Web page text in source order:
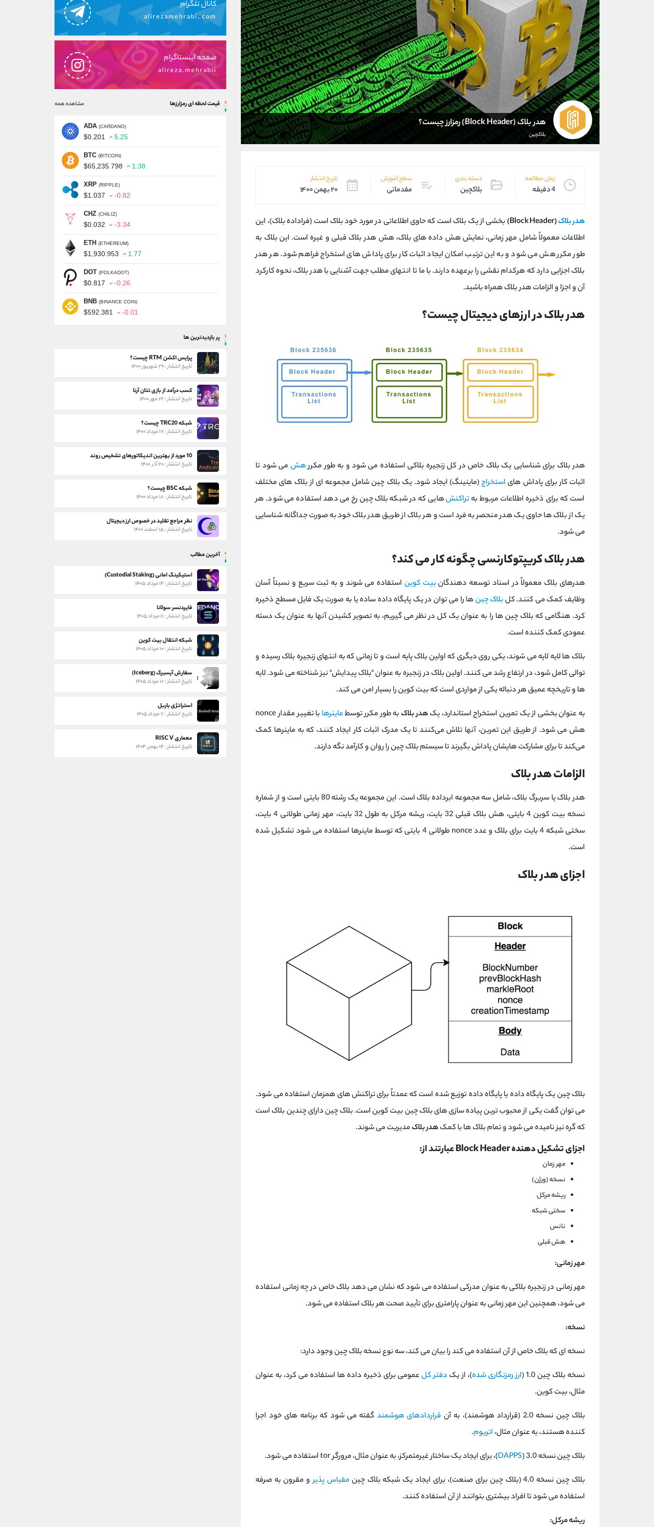
هدر بلاک (Block Header) رمزارز چیست؟
بلاکچین
زمان مطالعه
4 دقیقه
دسته بندی
بلاکچین
سطح آموزش
مقدماتی
تاریخ انتشار
۲۰ بهمن ۱۴۰۰
هدر بلاک(Block Header)
بخشی از یک بلاک است که حاوی اطلاعاتی در مورد خود بلاک است (فراداده بلاک)، این
اطلاعات معمولاً شامل مهر زمانی، نمایش هش داده‌ های بلاک، هش هدر بلاک قبلی و غیره است. این بلاک به
طور مکرر هش می شود و به این ترتیب امکان ایجاد اثبات کار برای پاداش های استخراج فراهم شود. هر هدر
بلاک اجزایی دارد که هرکدام نقشی را برعهده دارند. با ما تا انتهای مطلب جهت آشنایی با هدر بلاک، نحوه کارکرد
آن و اجزا و الزامات هدر بلاک همراه باشید.
هدر بلاک در ارزهای دیجیتال چیست؟
هدر بلاک برای شناسایی یک بلاک خاص در کل زنجیره بلاکی استفاده می ‌شود و به طور مکررهش می ‌شود تا
اثبات کار برای پاداش‌ های استخراج(ماینینگ) ایجاد شود. یک بلاک چین شامل مجموعه ای از بلاک های مختلف
است که برای ذخیره اطلاعات مربوط بهتراکنشهایی که در شبکه بلاک چین رخ می دهد استفاده می شود. هر
یک از بلاک ها حاوی یک هدر منحصر به فرد است و هر بلاک از طریق هدر بلاک خود به صورت جداگانه شناسایی
می شود.
هدر بلاک کریپتوکارنسی چگونه کار می کند؟
هدرهای بلاک معمولاً در اسناد توسعه دهندگانبیت کوین استفاده می شوند و به ثبت سریع و نسبتاً آسان
وظایف کمک می کنند. کلبلاک چینها را می توان در یک پایگاه داده ساده یا به صورت یک فایل مسطح ذخیره
کرد. هنگامی که بلاک چین ها را به عنوان یک کل در نظر می گیریم، به تصویر کشیدن آنها به عنوان یک دسته
عمودی کمک کننده است.
بلاک ها لایه لایه می شوند، یکی روی دیگری که اولین بلاک پایه است و تا زمانی که به انتهای زنجیره بلاک رسیده و
توالی کامل شود، در ارتفاع رشد می کنند. اولین بلاک در زنجیره به عنوان "بلاک پیدایش" نیز شناخته می شود. لایه
ها و تاریخچه عمیق هر دنباله یکی از مواردی است که بیت کوین را بسیار امن می کند.
به عنوان بخشی از یک تمرین استخراج استاندارد، یک هدر بلاکبه طور مکرر توسطماینرها
با تغییر مقدار nonce
هش می شود. از طریق این تمرین، آنها تلاش می‌کنند تا یک مدرک اثبات کار ایجاد کنند، که به ماینرها کمک
می‌کند تا برای مشارکت‌ هایشان پاداش بگیرند تا سیستم بلاک چین را روان و کارآمد نگه دارند.
الزامات هدر بلاک
هدر بلاک یا سربرگ بلاک، شامل سه مجموعه ابرداده بلاک است. این مجموعه یک رشته 80 بایتی است و از شماره
نسخه بیت کوین 4 بایتی، هش بلاک قبلی 32 بایت، ریشه مرکل به طول 32 بایت، مهر زمانی طولانی 4 بایت،
سختی شبکه 4 بایت برای بلاک و عدد nonce طولانی 4 بایتی که توسط ماینرها استفاده می شود تشکیل شده
است.
اجزای هدر بلاک
بلاک چین یک پایگاه داده یا پایگاه داده توزیع شده است که عمدتاً برای تراکنش های همزمان استفاده می شود.
می توان گفت یکی از محبوب ترین پیاده سازی های بلاک چین بیت کوین است. بلاک چین دارای چندین بلاک است
که گره نیز نامیده می شود و تمام بلاک ها با کمک هدر بلاکمدیریت می شوند.
اجزای تشکیل دهنده Block Header عبارتند از:
مهر زمان
نسخه (ورژن)
ریشه مرکل
سختی شبکه
نانس
هش قبلی
مهر زمانی:
مهر زمانی در زنجیره بلاکی به عنوان مدرکی استفاده می‌ شود که نشان می ‌دهد بلاک خاص در چه زمانی استفاده
می ‌شود، همچنین این مهر زمانی به عنوان پارامتری برای تأیید صحت هر بلاک استفاده می ‌شود.
نسخه:
نسخه ای که بلاک خاص از آن استفاده می کند را بیان می کند، سه نوع نسخه بلاک چین وجود دارد:
نسخه بلاک چین 1.0 (
ارز رمزنگاری شده)، از یک دفتر کلعمومی برای ذخیره داده ها استفاده می کرد، به عنوان
مثال، بیت کوین.
بلاک چین نسخه 2.0 (قرارداد هوشمند)، به آن
قراردادهای هوشمند گفته می شود که برنامه های خود اجرا
کننده هستند، به عنوان مثال، اتریوم.
بلاک چین نسخه 3.0 (
DAPPS)، برای ایجاد یک ساختار غیرمتمرکز، به عنوان مثال، مرورگر tor استفاده می شود.
بلاک چین نسخه 4.0 (بلاک چین برای صنعت)، برای ایجاد یک شبکه بلاک چین
مقیاس پذیرو مقرون به صرفه
استفاده می شود تا افراد بیشتری بتوانند از آن استفاده کنند.
ریشه مرکل:
کانال تلگرام
alirezamehrabi_com
صفحه اینستاگرام
alireza.mehrabii
قیمت لحظه ای رمزارزها مشاهده همه
ADA (CARDANO)
$0.201 5.25
BTC (BITCOIN)
$65,235.798 1.38
XRP (RIPPLE)
$1.037 -0.82
CHZ (CHILIZ)
$0.032 -3.34
ETH (ETHEREUM)
$1,930.953 1.77
DOT (POLKADOT)
$0.817 -0.26
BNB (BINANCE COIN)
$592.381 -0.01
پر بازدیدترین ها
پرایس اکشن RTM چیست؟
تاریخ انتشار : ۲۹ شهریور ۱۴۰۰
کسب درآمد از بازی تتان آرنا
تاریخ انتشار : ۲۲ مهر ۱۴۰۰
شبکه TRC20 چیست؟
تاریخ انتشار : ۱۷ مرداد ۱۴۰۰
10 مورد از بهترین اندیکاتورهای تشخیص روند
تاریخ انتشار : ۲۰ آذر ۱۴۰۰
شبکه BSC چیست؟
تاریخ انتشار : ۱۸ مرداد ۱۴۰۰
نظر مراجع تقلید در خصوص ارز دیجیتال
تاریخ انتشار : ۱۵ اسفند ۱۴۰۰
آخرین مطالب
استیکینگ امانی (Custodial Staking)
تاریخ انتشار : ۱۴ مرداد ۱۴۰۵
فایردنسر سولانا
تاریخ انتشار : ۱۱ مرداد ۱۴۰۵
شبکه انتقال بیت کوین
تاریخ انتشار : ۱۰ مرداد ۱۴۰۵
سفارش آیسبرگ (Iceberg)
تاریخ انتشار : ۱۰ مرداد ۱۴۰۵
استراتژی باربل
تاریخ انتشار : ۷ مرداد ۱۴۰۵
معماری RISC V
تاریخ انتشار : ۱۴ بهمن ۱۴۰۴